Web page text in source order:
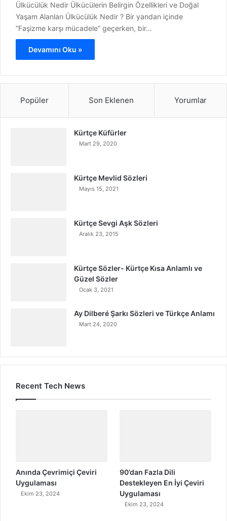
Ülkücülük Nedir Ülkücülerin Belirgin Özellikleri ve Doğal
Yaşam Alanları Ülkücülük Nedir ? Bir yandan içinde
”Faşizme karşı mücadele” geçerken, bir…
Devamını Oku »
Popüler Son Eklenen Yorumlar
Kürtçe Küfürler
Mart 29, 2020
Kürtçe Mevlid Sözleri
Mayıs 15, 2021
Kürtçe Sevgi Aşk Sözleri
Aralık 23, 2015
Kürtçe Sözler- Kürtçe Kısa Anlamlı ve
Güzel Sözler
Ocak 3, 2021
Ay Dilberé Şarkı Sözleri ve Türkçe Anlamı
Mart 24, 2020
Recent Tech News
Anında Çevrimiçi Çeviri
Uygulaması
Ekim 23, 2024
90’dan Fazla Dili
Destekleyen En İyi Çeviri
Uygulaması
Ekim 23, 2024